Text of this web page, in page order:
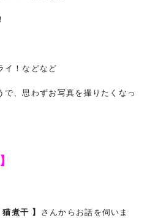
イ！などなど
で、思わずお写真を撮りたくなっ
】
猫煮干 】 さんからお話を伺いま